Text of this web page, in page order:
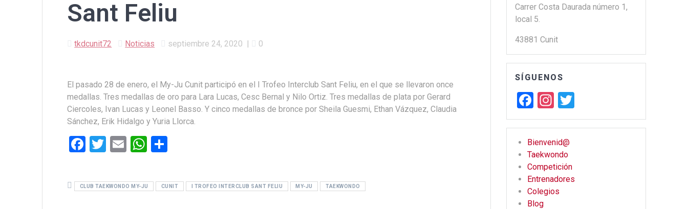
Sant Feliu
tkdcunit72 Noticias septiembre 24, 2020 | 0
El pasado 28 de enero, el My-Ju Cunit participó en el I Trofeo Interclub Sant Feliu, en el que se llevaron once
medallas. Tres medallas de oro para Lara Lucas, Cesc Bernal y Nilo Ortiz. Tres medallas de plata por Gerard
Ciercoles, Ivan Lucas y Leonel Basso. Y cinco medallas de bronce por Sheila Guesmi, Ethan Vázquez, Claudia
Sánchez, Erik Hidalgo y Yuria Llorca.
F
ce
b
T
tt
er
E
ail
W
at
s
m
p
CLUB TAEKWONDO MY-JU CUNIT I TROFEO INTERCLUB SANT FELIU MY-JU TAEKWONDO
Carrer Costa Daurada número 1,
local 5.
43881 Cunit
SÍGUENOS
F
a
ce
b
o
o
k
In
st
a
gr
a
m
wi
tt
Bienvenid@
Taekwondo
Competición
Entrenadores
Colegios
Blog